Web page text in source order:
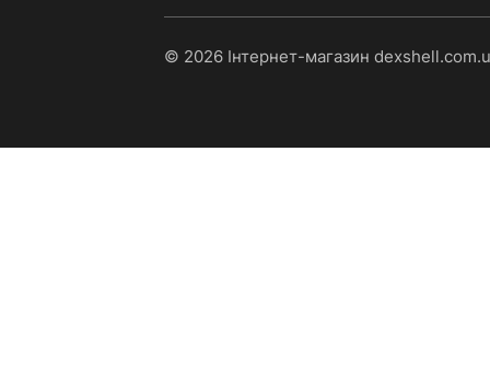
© 2026 Інтернет-магазин